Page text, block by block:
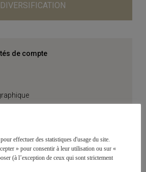
DIVERSIFICATION
de compte
/ thématique
effectuer des statistiques d'usage du site.
» pour consentir à leur utilisation ou sur «
(à l’exception de ceux qui sont strictement